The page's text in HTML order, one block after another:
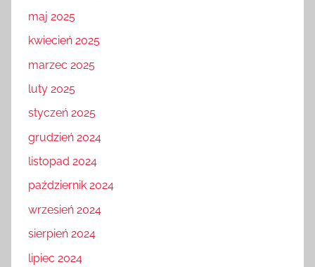
maj 2025
kwiecień 2025
marzec 2025
luty 2025
styczeń 2025
grudzień 2024
listopad 2024
październik 2024
wrzesień 2024
sierpień 2024
lipiec 2024